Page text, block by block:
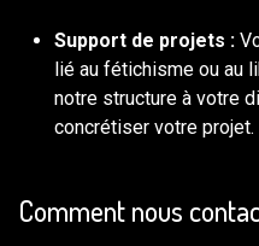
Support de projets :
lié au fétichisme ou au
notre structure à votre
concrétiser votre projet.
Comment nous